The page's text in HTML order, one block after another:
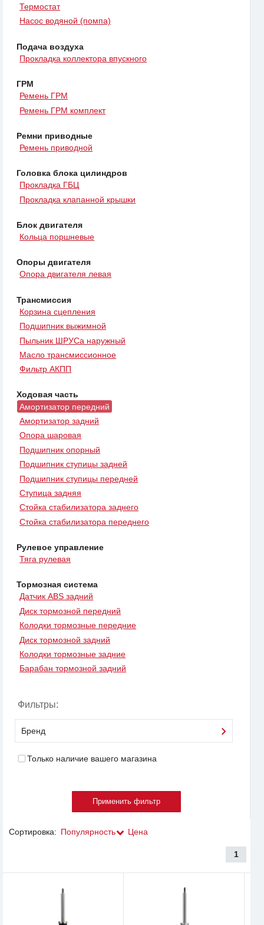
Термостат
Насос водяной (помпа)
Подача воздуха
Прокладка коллектора впускного
ГРМ
Ремень ГРМ
Ремень ГРМ комплект
Ремни приводные
Ремень приводной
Головка блока цилиндров
Прокладка ГБЦ
Прокладка клапанной крышки
Блок двигателя
Кольца поршневые
Опоры двигателя
Опора двигателя левая
Трансмиссия
Корзина сцепления
Подшипник выжимной
Пыльник ШРУСа наружный
Масло трансмиссионное
Фильтр АКПП
Ходовая часть
Амортизатор передний
Амортизатор задний
Опора шаровая
Подшипник опорный
Подшипник ступицы задней
Подшипник ступицы передней
Ступица задняя
Стойка стабилизатора заднего
Стойка стабилизатора переднего
Рулевое управление
Тяга рулевая
Тормозная система
Датчик ABS задний
Диск тормозной передний
Колодки тормозные передние
Диск тормозной задний
Колодки тормозные задние
Барабан тормозной задний
Фильтры:
Бренд
Только наличие вашего магазина
Сортировка: Популярность Цена
1